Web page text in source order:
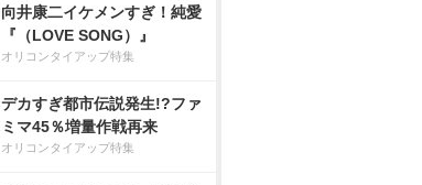
向井康二イケメンすぎ！純愛
『（LOVE SONG）』
オリコンタイアップ特集
デカすぎ都市伝説発生!?ファ
ミマ45％増量作戦再来
オリコンタイアップ特集